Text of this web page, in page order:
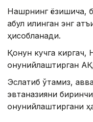
Нашрнинг ёзишича,
қабул қилинган энг
ҳисобланади.
Қонун кучга
қонунийлаштирган
Эслатиб ўтамиз,
эвтаназияни
қонунийлаштиргани